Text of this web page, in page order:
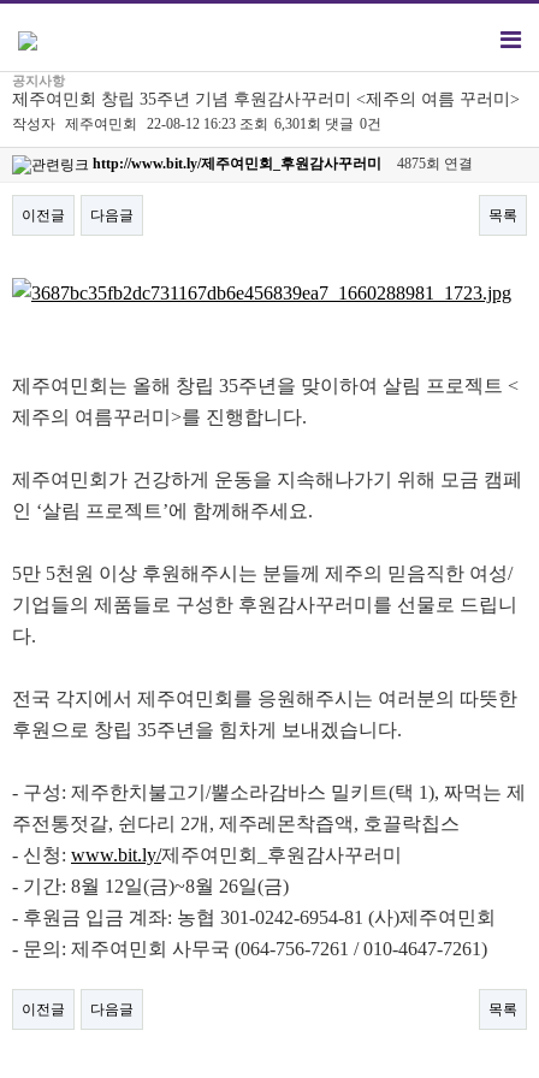
공지사항
제주여민회 창립 35주년 기념 후원감사꾸러미 <제주의 여름 꾸러미>
작성자 제주여민회 22-08-12 16:23 조회 6,301회 댓글 0건
http://www.bit.ly/제주여민회_후원감사꾸러미 4875회 연결
이전글 다음글 목록
제주여민회는 올해 창립 35주년을 맞이하여 살림 프로젝트 <
제주의 여름꾸러미>를 진행합니다.
제주여민회가 건강하게 운동을 지속해나가기 위해 모금 캠페
인 ‘살림 프로젝트’에 함께해주세요.
5만 5천원 이상 후원해주시는 분들께 제주의 믿음직한 여성/
기업들의 제품들로 구성한 후원감사꾸러미를 선물로 드립니
다.
전국 각지에서 제주여민회를 응원해주시는 여러분의 따뜻한
후원으로 창립 35주년을 힘차게 보내겠습니다.
- 구성: 제주한치불고기/뿔소라감바스 밀키트(택 1), 짜먹는 제
주전통젓갈, 쉰다리 2개, 제주레몬착즙액, 호끌락칩스
- 신청: www.bit.ly/제주여민회_후원감사꾸러미
- 기간: 8월 12일(금)~8월 26일(금)
- 후원금 입금 계좌: 농협 301-0242-6954-81 (사)제주여민회
- 문의: 제주여민회 사무국 (064-756-7261 / 010-4647-7261)
이전글 다음글 목록